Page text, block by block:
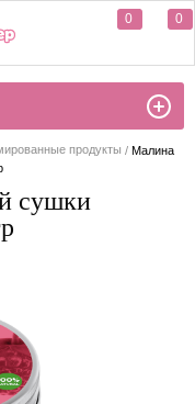
0 0
продукты
Малина
сушки